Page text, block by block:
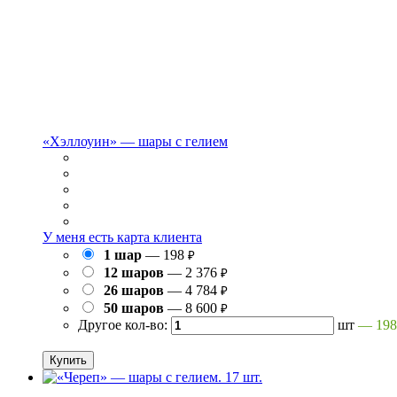
«Хэллоуин» — шары с гелием
У меня есть карта клиента
1 шар — 198 ₽
12 шаров — 2 376 ₽
26 шаров — 4 784 ₽
50 шаров — 8 600 ₽
Другое кол-во: шт —
Купить